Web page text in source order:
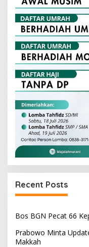
Recent Posts
Bos BGN Pecat 66
Prabowo Minta
Makkah